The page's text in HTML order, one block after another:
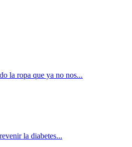
la ropa que ya no nos...
la diabetes...